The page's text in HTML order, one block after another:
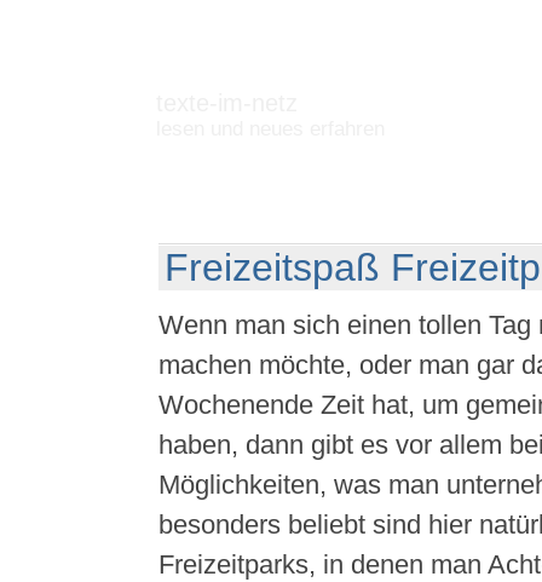
Freizeitspaß
Wenn man sich einen tollen Tag
machen möchte, oder man gar
Wochenende Zeit hat, um
haben, dann gibt es vor allem
Möglichkeiten, was man
besonders beliebt sind hier
Freizeitparks, in denen man